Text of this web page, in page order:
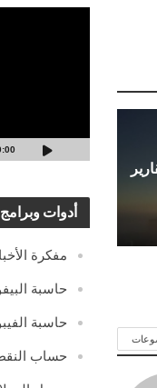
أدوات وبرامج
مفكرة
حاسبة
حاسبة
حساب
تقارير